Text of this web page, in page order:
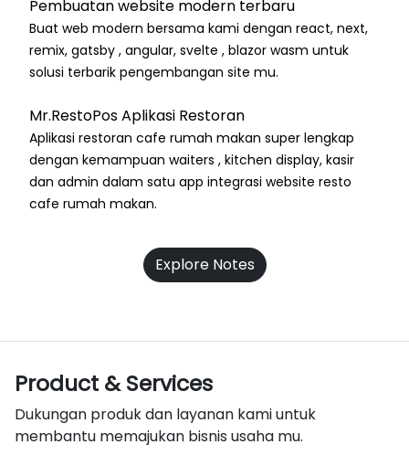
Pembuatan website modern terbaru
Buat web modern bersama kami dengan react, next,
remix, gatsby , angular, svelte , blazor wasm untuk
solusi terbarik pengembangan site mu.
Mr.RestoPos Aplikasi Restoran
Aplikasi restoran cafe rumah makan super lengkap
dengan kemampuan waiters , kitchen display, kasir
dan admin dalam satu app integrasi website resto
cafe rumah makan.
Explore Notes
Product & Services
Dukungan produk dan layanan kami untuk
membantu memajukan bisnis usaha mu.